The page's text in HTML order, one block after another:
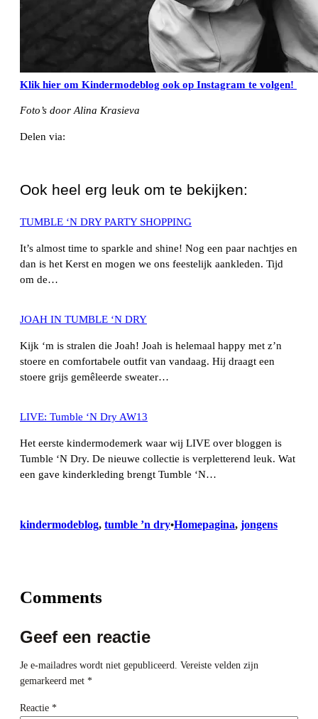
Klik hier om Kindermodeblog ook op Instagram te volgen!
Foto’s door Alina Krasieva
Delen via:
Ook heel erg leuk om te bekijken:
TUMBLE ‘N DRY PARTY SHOPPING
It’s almost time to sparkle and shine! Nog een paar nachtjes en
dan is het Kerst en mogen we ons feestelijk aankleden. Tijd
om de…
JOAH IN TUMBLE ‘N DRY
Kijk ‘m is stralen die Joah! Joah is helemaal happy met z’n
stoere en comfortabele outfit van vandaag. Hij draagt een
stoere grijs gemêleerde sweater…
LIVE: Tumble ‘N Dry AW13
Het eerste kindermodemerk waar wij LIVE over bloggen is
Tumble ‘N Dry. De nieuwe collectie is verpletterend leuk. Wat
een gave kinderkleding brengt Tumble ‘N…
kindermodeblog, tumble ’n dry•Homepagina, jongens
Comments
Geef een reactie
Je e-mailadres wordt niet gepubliceerd. Vereiste velden zijn
gemarkeerd met *
Reactie *